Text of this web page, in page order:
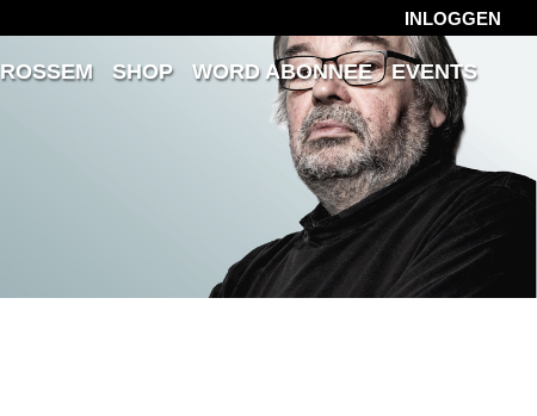
INLOGGEN
SHOP WORD ABONNEE
EVENTS